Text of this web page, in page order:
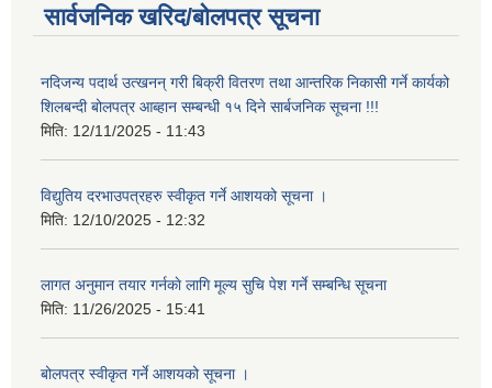
सार्वजनिक खरिद/बोलपत्र सूचना
नदिजन्य पदार्थ उत्खनन् गरी बिक्री वितरण तथा आन्तरिक निकासी गर्ने कार्यको
शिलबन्दी बोलपत्र आब्हान सम्बन्धी १५ दिने सार्बजनिक सूचना !!!
मिति: 12/11/2025 - 11:43
विद्युतिय दरभाउपत्रहरु स्वीकृत गर्ने आशयको सूचना ।
मिति: 12/10/2025 - 12:32
लागत अनुमान तयार गर्नकाे लागि मूल्य सुचि पेश गर्ने सम्बन्धि सूचना
मिति: 11/26/2025 - 15:41
बोलपत्र स्वीकृत गर्ने आशयको सूचना ।